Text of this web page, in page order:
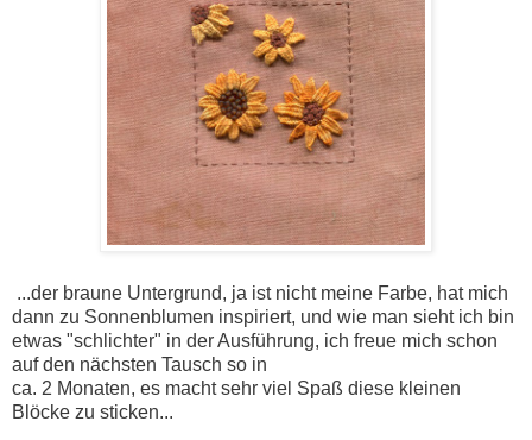
...der braune Untergrund, ja ist nicht meine Farbe, hat mich
dann zu Sonnenblumen inspiriert, und wie man sieht ich bin
etwas "schlichter" in der Ausführung, ich freue mich schon
auf den nächsten Tausch so in
ca. 2 Monaten, es macht sehr viel Spaß diese kleinen
Blöcke zu sticken...